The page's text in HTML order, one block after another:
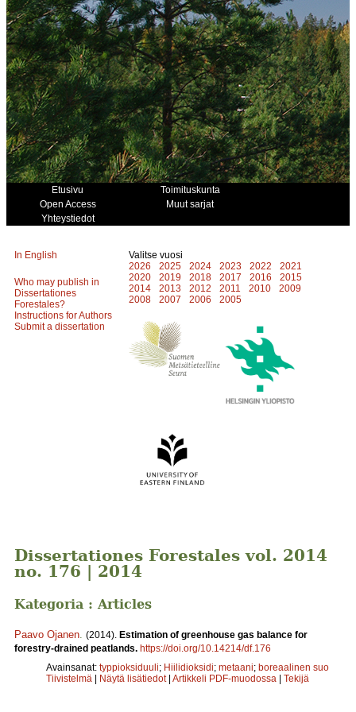
Etusivu
Toimituskunta
Open Access
Muut sarjat
Yhteystiedot
In English
Who may publish in
Dissertationes
Forestales?
Instructions for Authors
Submit a dissertation
Valitse vuosi
2026
2025 2024 2023 2022
2021
2020
2019 2018 2017 2016
2015
2014
2013 2012 2011 2010
2009
2008
2007 2006 2005
Dissertationes Forestales vol. 2014
no. 176 | 2014
Kategoria : Articles
Paavo Ojanen (2014). Estimation of greenhouse gas balance for
forestry-drained peatlands. https://doi.org/10.14214/df.176
Avainsanat: typpioksiduuli; Hiilidioksidi; metaani; boreaalinen suo
Tiivistelmä | Näytä lisätiedot | Artikkeli PDF-muodossa | Tekijä